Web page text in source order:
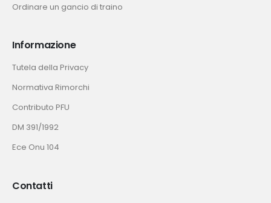
Ordinare un gancio di traino
Informazione
Tutela della Privacy
Normativa Rimorchi
Contributo PFU
DM 391/1992
Ece Onu 104
Contatti